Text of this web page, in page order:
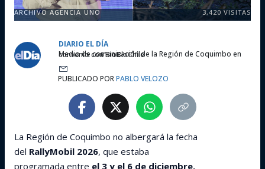
ARCHIVO AGENCIA UNO 3,420 VISITAS
DIARIO EL DÍA
Medio de comunicación de la Región de Coquimbo en convenio con BioBioChile
PUBLICADO PORPABLO VELOZO
La Región de Coquimbo no albergará la fecha
del RallyMobil 2026, que estaba
programada entre el 3 y el 6 de diciembre.